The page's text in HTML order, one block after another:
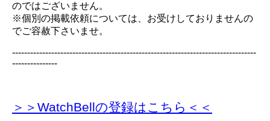
のではございません。
※個別の掲載依頼については、お受けしておりませんの
でご容赦下さいませ。
---------------------------------------------------------------------------------
---------------
＞＞WatchBellの登録はこちら＜＜